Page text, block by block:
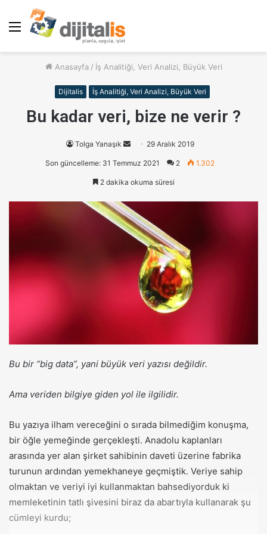
Menü
Anasayfa / İş Analitiği, Veri Analizi, Büyük Veri
Dijitalis İş Analitiği, Veri Analizi, Büyük Veri
Bu kadar veri, bize ne verir ?
Tolga Yanaşık
B
e
-
p
o
t
e
29 Aralık 2019
Son güncelleme: 31 Temmuz 2021 2 1.302
2 dakika okuma süresi
Bu bir “big data”, yani büyük veri yazısı değildir.
Ama veriden bilgiye giden yol ile ilgilidir.
Bu yazıya ilham vereceğini o sırada bilmediğim konuşma,
bir öğle yemeğinde gerçekleşti. Anadolu kaplanları
arasında yer alan şirket sahibinin daveti üzerine fabrika
turunun ardından yemekhaneye geçmiştik. Veriye sahip
olmaktan ve veriyi iyi kullanmaktan bahsediyorduk ki
memleketinin tatlı şivesini biraz da abartıyla kullanarak şu
cümleyi kurdu;